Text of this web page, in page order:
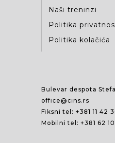
Naši treninzi
Politika
Politika kolačića
Bulevar despota
office@cins.rs
Fiksni tel: +381 11 42
Mobilni tel: +381 62